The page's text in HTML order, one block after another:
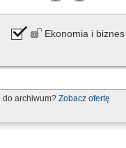
Ekonomia i biznes
do archiwum? Zobacz ofertę